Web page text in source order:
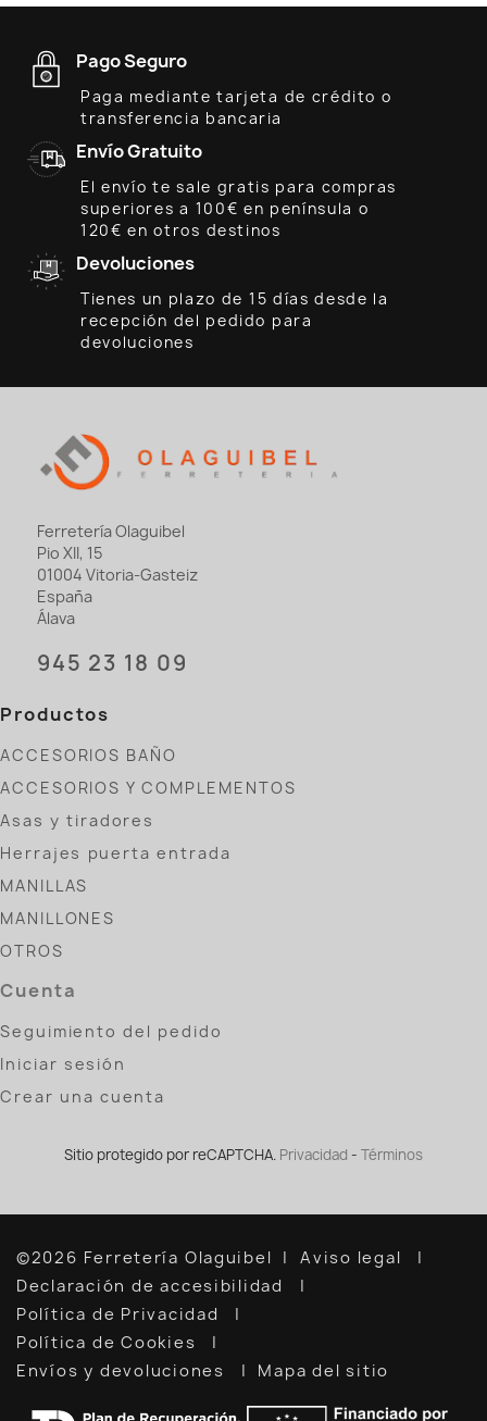
Pago Seguro
Paga mediante tarjeta de crédito o
transferencia bancaria
Envío Gratuito
El envío te sale gratis para compras
superiores a 100€ en península o
120€ en otros destinos
Devoluciones
Tienes un plazo de 15 días desde la
recepción del pedido para
devoluciones
Ferretería Olaguibel
Pio XII, 15
01004 Vitoria-Gasteiz
España
Álava
945 23 18 09
Productos
ACCESORIOS BAÑO
ACCESORIOS Y COMPLEMENTOS
Asas y tiradores
Herrajes puerta entrada
MANILLAS
MANILLONES
OTROS
Cuenta
Seguimiento del pedido
Iniciar sesión
Crear una cuenta
Sitio protegido por reCAPTCHA. Privacidad - Términos
©2026 Ferretería Olaguibel
Aviso legal
Declaración de accesibilidad
Política de Privacidad
Política de Cookies
Envíos y devoluciones
Mapa del sitio